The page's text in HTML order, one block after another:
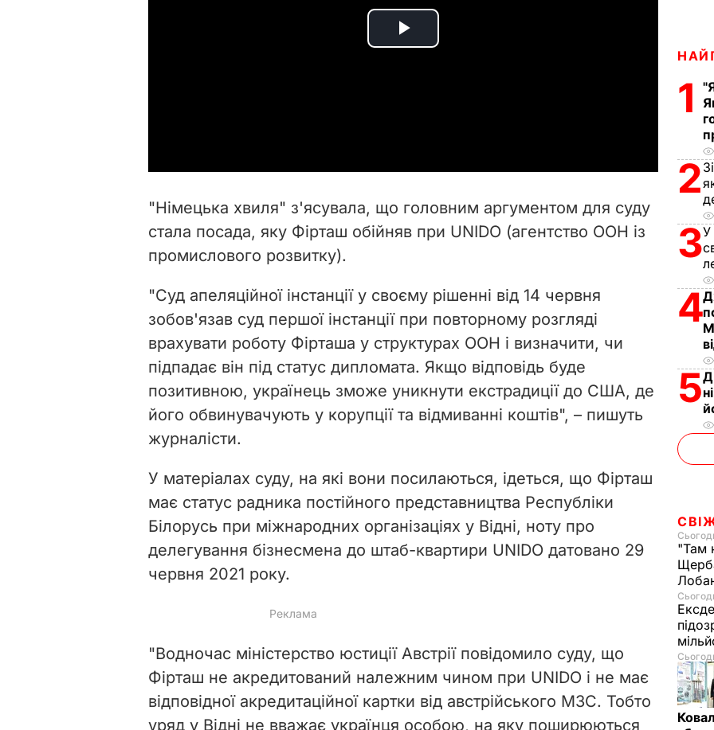
P
i
e
o
"Німецька хвиля" з'ясувала, що головним аргументом для суду
стала посада, яку Фірташ обійняв при UNIDO (агентство ООН із
промислового розвитку).
"Суд апеляційної інстанції у своєму рішенні від 14 червня
зобов'язав суд першої інстанції при повторному розгляді
врахувати роботу Фірташа у структурах ООН і визначити, чи
підпадає він під статус дипломата. Якщо відповідь буде
позитивною, українець зможе уникнути екстрадиції до США, де
його обвинувачують у корупції та відмиванні коштів", – пишуть
журналісти.
У матеріалах суду, на які вони посилаються, ідеться, що Фірташ
має статус радника постійного представництва Республіки
Білорусь при міжнародних організаціях у Відні, ноту про
делегування бізнесмена до штаб-квартири UNIDO датовано 29
червня 2021 року.
"Водночас міністерство юстиції Австрії повідомило суду, що
Фірташ не акредитований належним чином при UNIDO і не має
відповідної акредитаційної картки від австрійського МЗС. Тобто
уряд у Відні не вважає українця особою, на яку поширюються
1
2
3У
4
5
"Там